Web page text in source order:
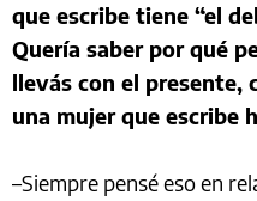
que escribe tiene “el
Quería saber por qué
llevás con el presente,
una mujer que escribe
–Siempre pensé eso en